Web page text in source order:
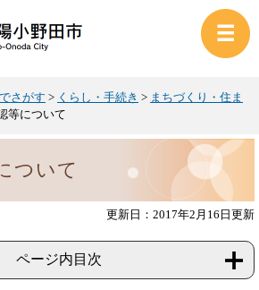
さがす > くらし・手続き > まちづくり・住ま
等について
ついて
更新日：2017年2月16日更新
ページ内目次